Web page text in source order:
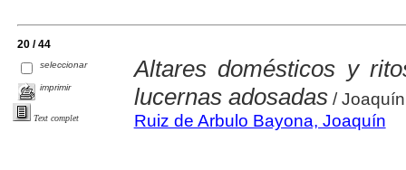
20 / 44
seleccionar
imprimir
Text complet
Altares domésticos y
lucernas adosadas/ Joaquín
Ruiz de Arbulo Bayona, Joaquín